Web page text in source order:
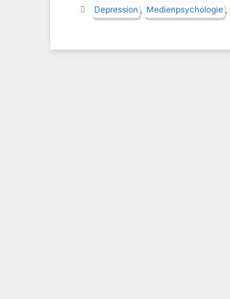
Schlagwörter
Depression , Medienpsychologie ,